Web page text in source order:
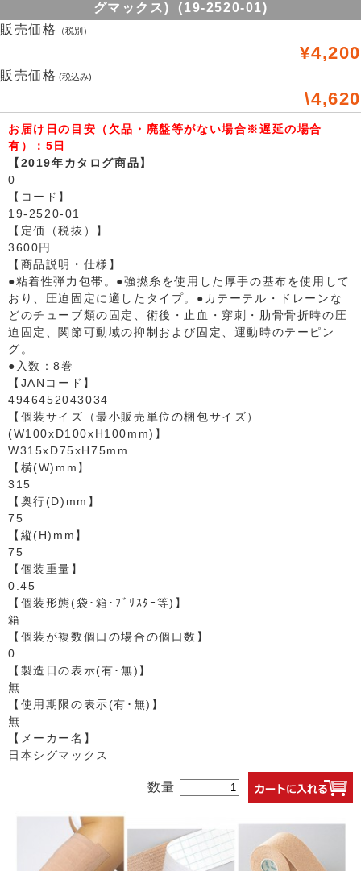
グマックス) (19-2520-01)
販売価格
（税別）
¥4,200
販売価格 (税込み)
\4,620
お届け日の目安（欠品・廃盤等がない場合※遅延の場合
有）：5日
【2019年カタログ商品】
0
【コード】
19-2520-01
【定価（税抜）】
3600円
【商品説明・仕様】
●粘着性弾力包帯。●強撚糸を使用した厚手の基布を使用して
おり、圧迫固定に適したタイプ。●カテーテル・ドレーンな
どのチューブ類の固定、術後・止血・穿刺・肋骨骨折時の圧
迫固定、関節可動域の抑制および固定、運動時のテーピン
グ。
●入数：8巻
【JANコード】
4946452043034
【個装サイズ（最小販売単位の梱包サイズ）
(W100xD100xH100mm)】
W315xD75xH75mm
【横(W)mm】
315
【奥行(D)mm】
75
【縦(H)mm】
75
【個装重量】
0.45
【個装形態(袋･箱･ﾌﾞﾘｽﾀｰ等)】
箱
【個装が複数個口の場合の個口数】
0
【製造日の表示(有･無)】
無
【使用期限の表示(有･無)】
無
【メーカー名】
日本シグマックス
数量